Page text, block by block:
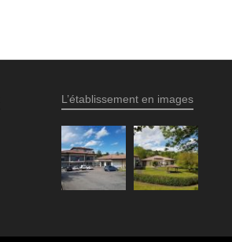
L’établissement en images